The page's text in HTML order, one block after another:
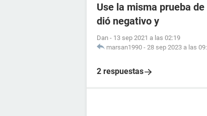
Use la misma prueba
dió negativo y
Dan - 13 sep 2021 a las 02:19
marsan1990 - 28 sep 2023 a las
2 respuestas